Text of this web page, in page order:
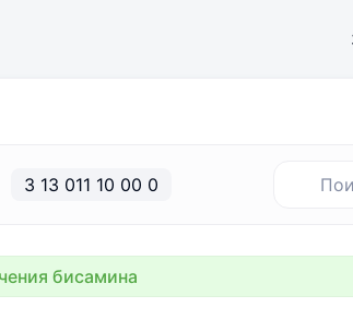
3 13 011 10 00 0
бисамина